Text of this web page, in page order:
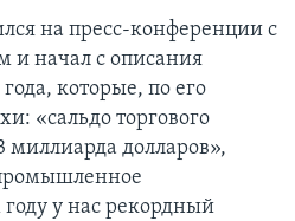
на пресс-конференции с
и начал с описания
которые, по его
«сальдо торгового
миллиарда долларов»,
году у нас рекордный